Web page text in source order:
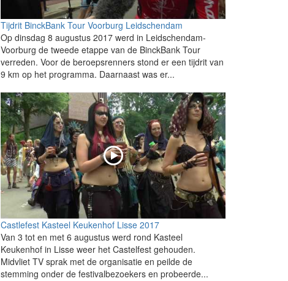
Tijdrit BinckBank Tour Voorburg Leidschendam
Op dinsdag 8 augustus 2017 werd in Leidschendam-
Voorburg de tweede etappe van de BinckBank Tour
verreden. Voor de beroepsrenners stond er een tijdrit van
9 km op het programma. Daarnaast was er...
Castlefest Kasteel Keukenhof Lisse 2017
Van 3 tot en met 6 augustus werd rond Kasteel
Keukenhof in Lisse weer het Castelfest gehouden.
Midvliet TV sprak met de organisatie en peilde de
stemming onder de festivalbezoekers en probeerde...